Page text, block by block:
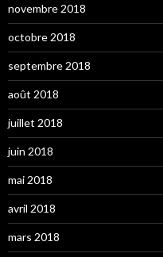
novembre 2018
octobre 2018
septembre 2018
août 2018
juillet 2018
juin 2018
mai 2018
avril 2018
mars 2018